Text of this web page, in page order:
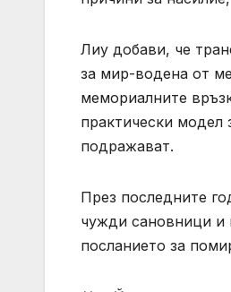
Лиу добави, че
за мир-водена от
мемориалните
практически модел
подражават.
През последните
чужди сановници и
посланието за